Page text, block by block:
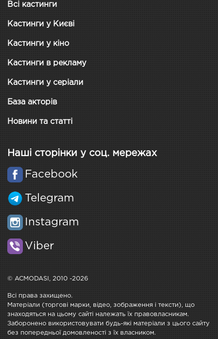
Всі кастинги
Кастинги у Києві
Кастинги у кіно
Кастинги в рекламу
Кастинги у серіали
База акторів
Новини та статті
Наші сторінки у соц. мережах
Facebook
Telegram
Instagram
Viber
© ACMODASI, 2010 -2026
Всі права захищено.
Матеріали (торгові марки, відео, зображення і тексти), що
знаходяться на цьому сайті належать їх правовласникам.
Заборонено використовувати будь-які матеріали з цього сайту
без попередньої домовленості з їх власником.